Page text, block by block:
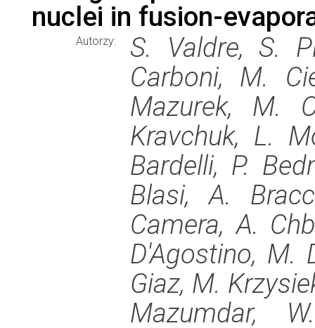
nuclei in fusion-
Autorzy:
S. Valdre, S.
Carboni, M.
Mazurek, M.
Kravchuk, L.
Bardelli, P.
Blasi, A.
Camera, A.
D'Agostino, M.
Giaz, M.
Mazumdar,